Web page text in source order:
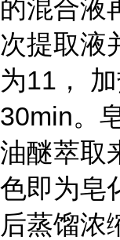
的混合液
次提取液
为11，
30min。
油醚萃取
色即为皂
后蒸馏浓